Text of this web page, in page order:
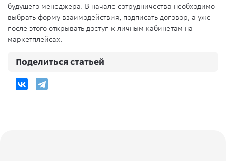
будущего менеджера. В начале сотрудничества необходимо
выбрать форму взаимодействия, подписать договор, а уже
после этого открывать доступ к личным кабинетам на
маркетплейсах.
Поделиться статьей